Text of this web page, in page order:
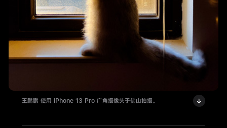
王鹏鹏 使用 iPhone 13 Pro 广角摄像头于佛山拍摄。